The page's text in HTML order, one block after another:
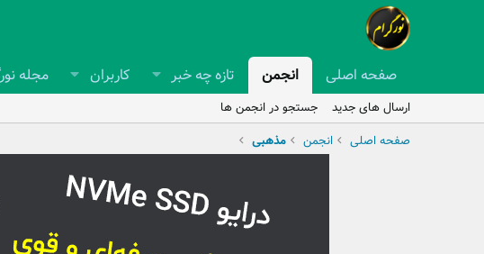
صفحه اصلی انجمن تازه چه خبر کاربران مجله
ارسال های جدید
جستجو در انجمن ها
صفحه اصلی
انجمن مذهبی